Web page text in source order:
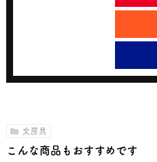
文房具
こんな商品もおすすめです